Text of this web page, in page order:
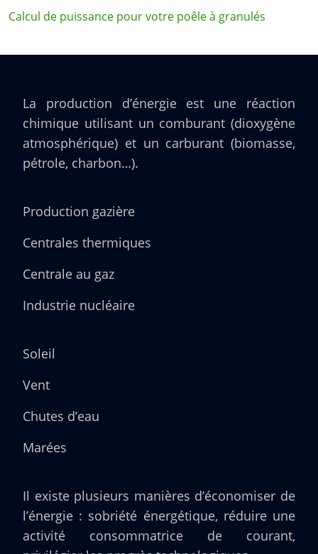
Calcul de puissance pour votre poêle à granulés
La production d’énergie est une réaction
chimique utilisant un comburant (dioxygène
atmosphérique) et un carburant (biomasse,
pétrole, charbon…).
Production gazière
Centrales thermiques
Centrale au gaz
Industrie nucléaire
Soleil
Vent
Chutes d’eau
Marées
Il existe plusieurs manières d’économiser de
l’énergie : sobriété énergétique, réduire une
activité consommatrice de courant,